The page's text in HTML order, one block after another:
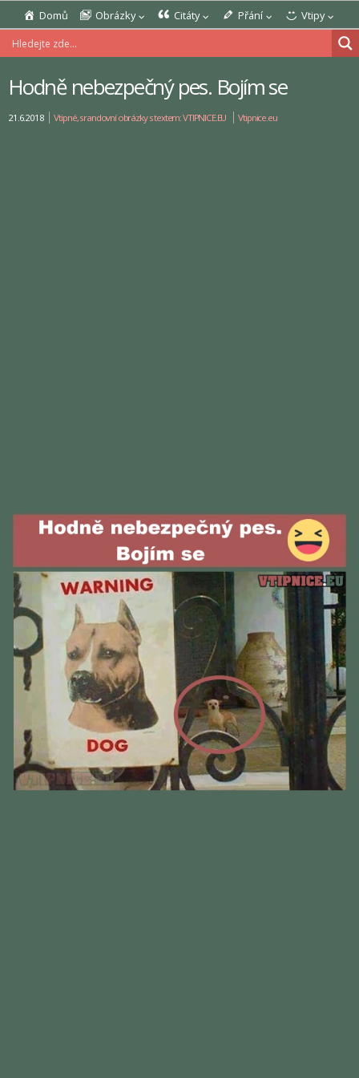
Domů Obrázky Citáty Přání Vtipy
Hodně nebezpečný pes. Bojím se
21.6.2018 Vtipné, srandovní obrázky s textem: VTIPNICE.EU Vtipnice.eu